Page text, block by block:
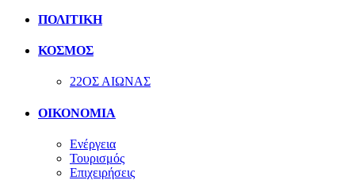
ΠΟΛΙΤΙΚΗ
ΚΟΣΜΟΣ
22ΟΣ ΑΙΩΝΑΣ
ΟΙΚΟΝΟΜΙΑ
Ενέργεια
Τουρισμός
Επιχειρήσεις